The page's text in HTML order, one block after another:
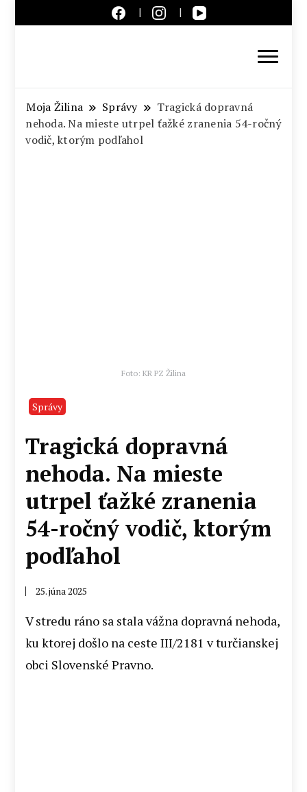
Slovensko
Moja Žilina Správy
Tragická dopravná
nehoda. Na mieste utrpel ťažké zranenia 54-ročný
vodič, ktorým podľahol
Foto: KR PZ Žilina
Správy
Tragická dopravná
nehoda. Na mieste
utrpel ťažké zranenia
54-ročný vodič, ktorým
podľahol
25. júna 2025
V stredu ráno sa stala vážna dopravná nehoda,
ku ktorej došlo na ceste III/2181 v turčianskej
obci Slovenské Pravno.